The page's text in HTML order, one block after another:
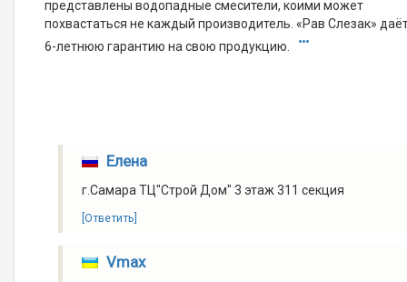
представлены водопадные смесители, коими может
похвастаться не каждый производитель. «Рав Слезак»
6-летнюю гарантию на свою продукцию.
Елена
г.Самара ТЦ"Строй Дом" 3 этаж 311 секция
[Ответить]
Vmax